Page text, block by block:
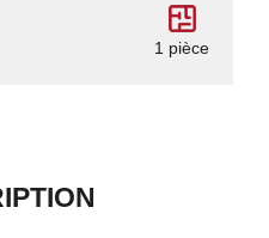
1 pièce